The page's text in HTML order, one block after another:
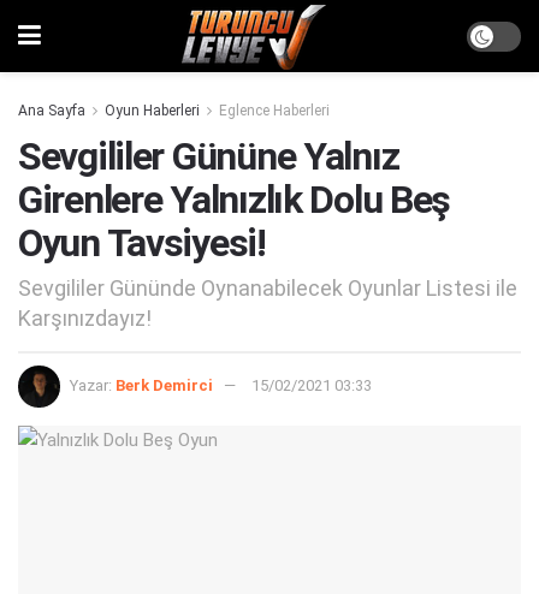
Ana Sayfa Oyun Haberleri Eglence Haberleri
Sevgililer Gününe Yalnız
Girenlere Yalnızlık Dolu Beş
Oyun Tavsiyesi!
Sevgililer Gününde Oynanabilecek Oyunlar Listesi ile
Karşınızdayız!
Yazar: Berk Demirci 15/02/2021 03:33